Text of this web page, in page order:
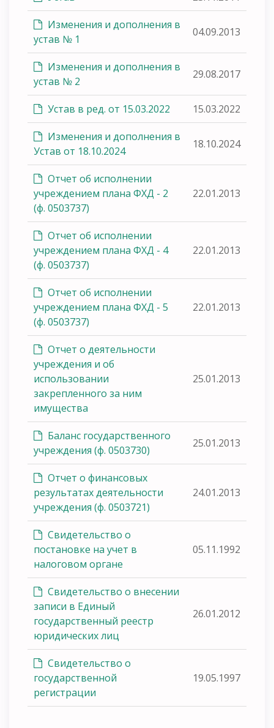
Изменения и дополнения в
устав № 1
04.09.2013
Изменения и дополнения в
устав № 2
29.08.2017
Устав в ред. от 15.03.2022 15.03.2022
Изменения и дополнения в
Устав от 18.10.2024
18.10.2024
Отчет об исполнении
учреждением плана ФХД - 2
(ф. 0503737)
22.01.2013
Отчет об исполнении
учреждением плана ФХД - 4
(ф. 0503737)
22.01.2013
Отчет об исполнении
учреждением плана ФХД - 5
(ф. 0503737)
22.01.2013
Отчет о деятельности
учреждения и об
использовании
закрепленного за ним
имущества
25.01.2013
Баланс государственного
учреждения (ф. 0503730)
25.01.2013
Отчет о финансовых
результатах деятельности
учреждения (ф. 0503721)
24.01.2013
Свидетельство о
постановке на учет в
налоговом органе
05.11.1992
Свидетельство о внесении
записи в Единый
государственный реестр
юридических лиц
26.01.2012
Свидетельство о
государственной
регистрации
19.05.1997